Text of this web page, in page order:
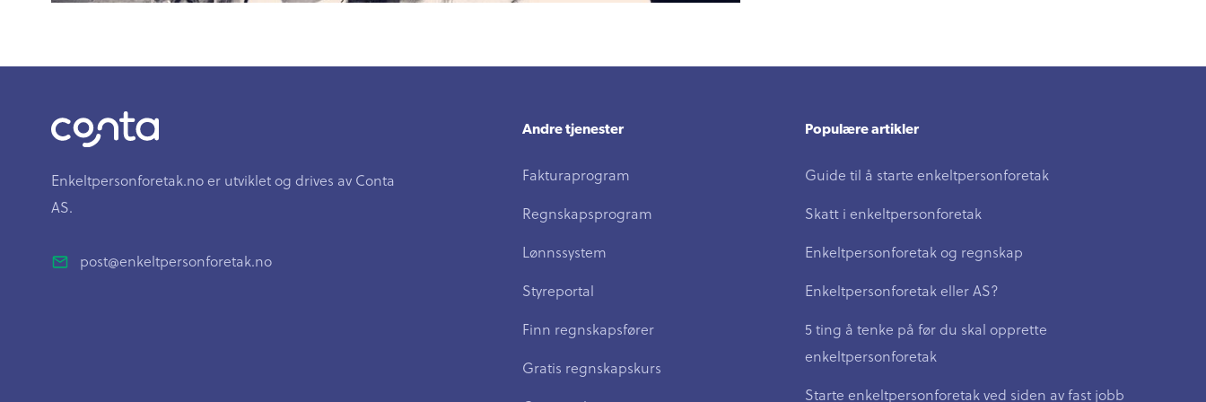
Enkeltpersonforetak.no er utviklet og drives av Conta
AS.
post@enkeltpersonforetak.no
Andre tjenester
Fakturaprogram
Regnskapsprogram
Lønnssystem
Styreportal
Finn regnskapsfører
Gratis regnskapskurs
Populære artikler
Guide til å starte enkeltpersonforetak
Skatt i enkeltpersonforetak
Enkeltpersonforetak og regnskap
Enkeltpersonforetak eller AS?
5 ting å tenke på før du skal opprette
enkeltpersonforetak
Starte enkeltpersonforetak ved siden av fast jobb